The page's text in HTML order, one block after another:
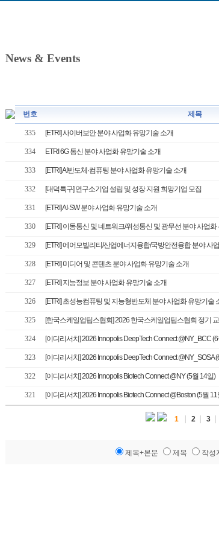
News & Events
번호 제목
335 [ETRI] 사이버보안 분야 사업화 유망기술 소개
334 ETRI 6G 통신 분야 사업화 유망기술 소개
333 [ETRI] AI반도체·컴퓨팅 분야 사업화 유망기술 소개
332 [대덕특구] 연구소기업 설립 및 성장 지원 희망기업 모집
331 [ETRI] AI·SW 분야 사업화 유망기술 소개
330 [ETRI] 이동통신 및 네트워크/위성통신 및 광무선 분야 사업화
329 [ETRI] 에어모빌리티/산업에너지융합/국방안전융합 분야 사
328 [ETRI] 미디어 및 콘텐츠 분야 사업화 유망기술 소개
327 [ETRI] 지능정보 분야 사업화 유망기술 소개
326 [ETRI] 초성능컴퓨팅 및 지능형반도체 분야 사업화 유망기술
325 [한국스케일업팁스협회] 2026 한국스케일업팁스협회 정기
324 [이디리서치] 2026 Innopolis DeepTech Connect @NY_BCC
323 [이디리서치] 2026 Innopolis DeepTech Connect @NY_SOSA
322 [이디리서치] 2026 Innopolis Biotech Connect @NY (5월 14일)
321 [이디리서치] 2026 Innopolis Biotech Connect @Boston (5월 11
1 | 2 | 3 |
제목+본문 제목 작성